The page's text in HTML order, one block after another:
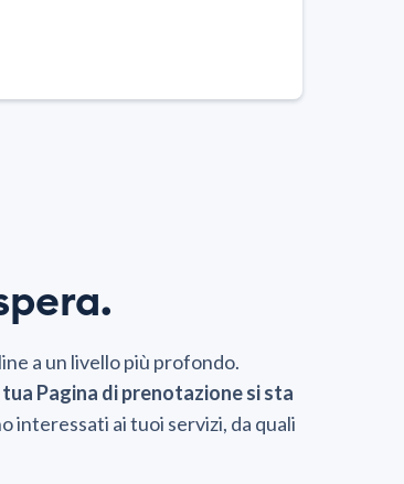
a un livello più profondo.
Pagina di prenotazione si sta
interessati ai tuoi servizi, da quali